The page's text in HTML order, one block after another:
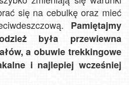
się na cebulkę oraz mieć
Pamiętajmy
była przewiewna
a obuwie trekkingowe
i najlepiej wcześniej